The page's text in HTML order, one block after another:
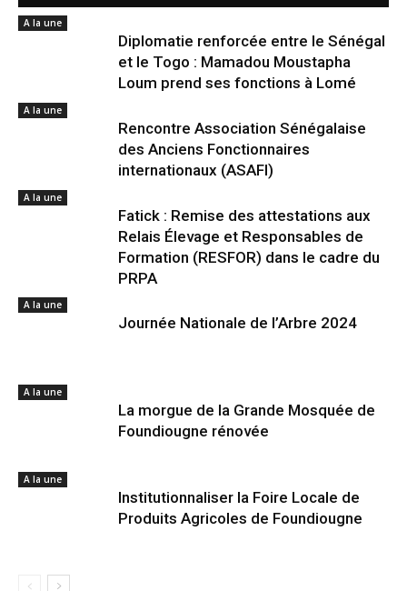
A la une
Diplomatie renforcée entre le Sénégal
et le Togo : Mamadou Moustapha
Loum prend ses fonctions à Lomé
A la une
Rencontre Association Sénégalaise
des Anciens Fonctionnaires
internationaux (ASAFI)
A la une
Fatick : Remise des attestations aux
Relais Élevage et Responsables de
Formation (RESFOR) dans le cadre du
PRPA
A la une
Journée Nationale de l’Arbre 2024
A la une
La morgue de la Grande Mosquée de
Foundiougne rénovée
A la une
Institutionnaliser la Foire Locale de
Produits Agricoles de Foundiougne